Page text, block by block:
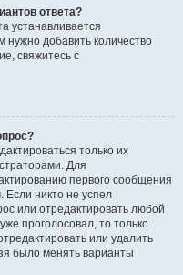
ответа?
устанавливается
добавить количество
свяжитесь с
только их
Для
первого сообщения
Если никто не успел
или отредактировать любой
проголосовал, то только
или удалить
было менять варианты